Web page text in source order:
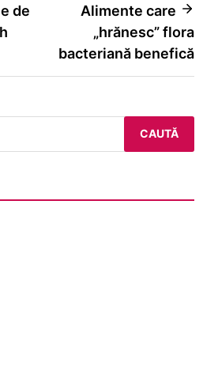
de
Alimente care
„hrănesc” flora
bacteriană benefică